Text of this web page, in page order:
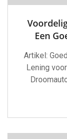
Een
Artikel:
Lening